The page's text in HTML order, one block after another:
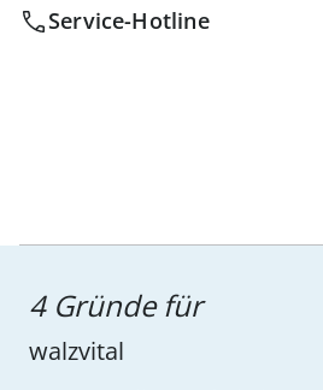
Service-Hotline
4 Gründe für
walzvital